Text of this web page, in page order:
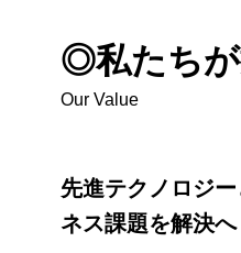
◎私たち
Our Value
先進テクノロジ
ネス課題を解決へ